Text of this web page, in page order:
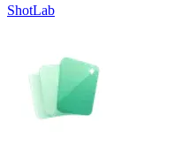
ShotLab